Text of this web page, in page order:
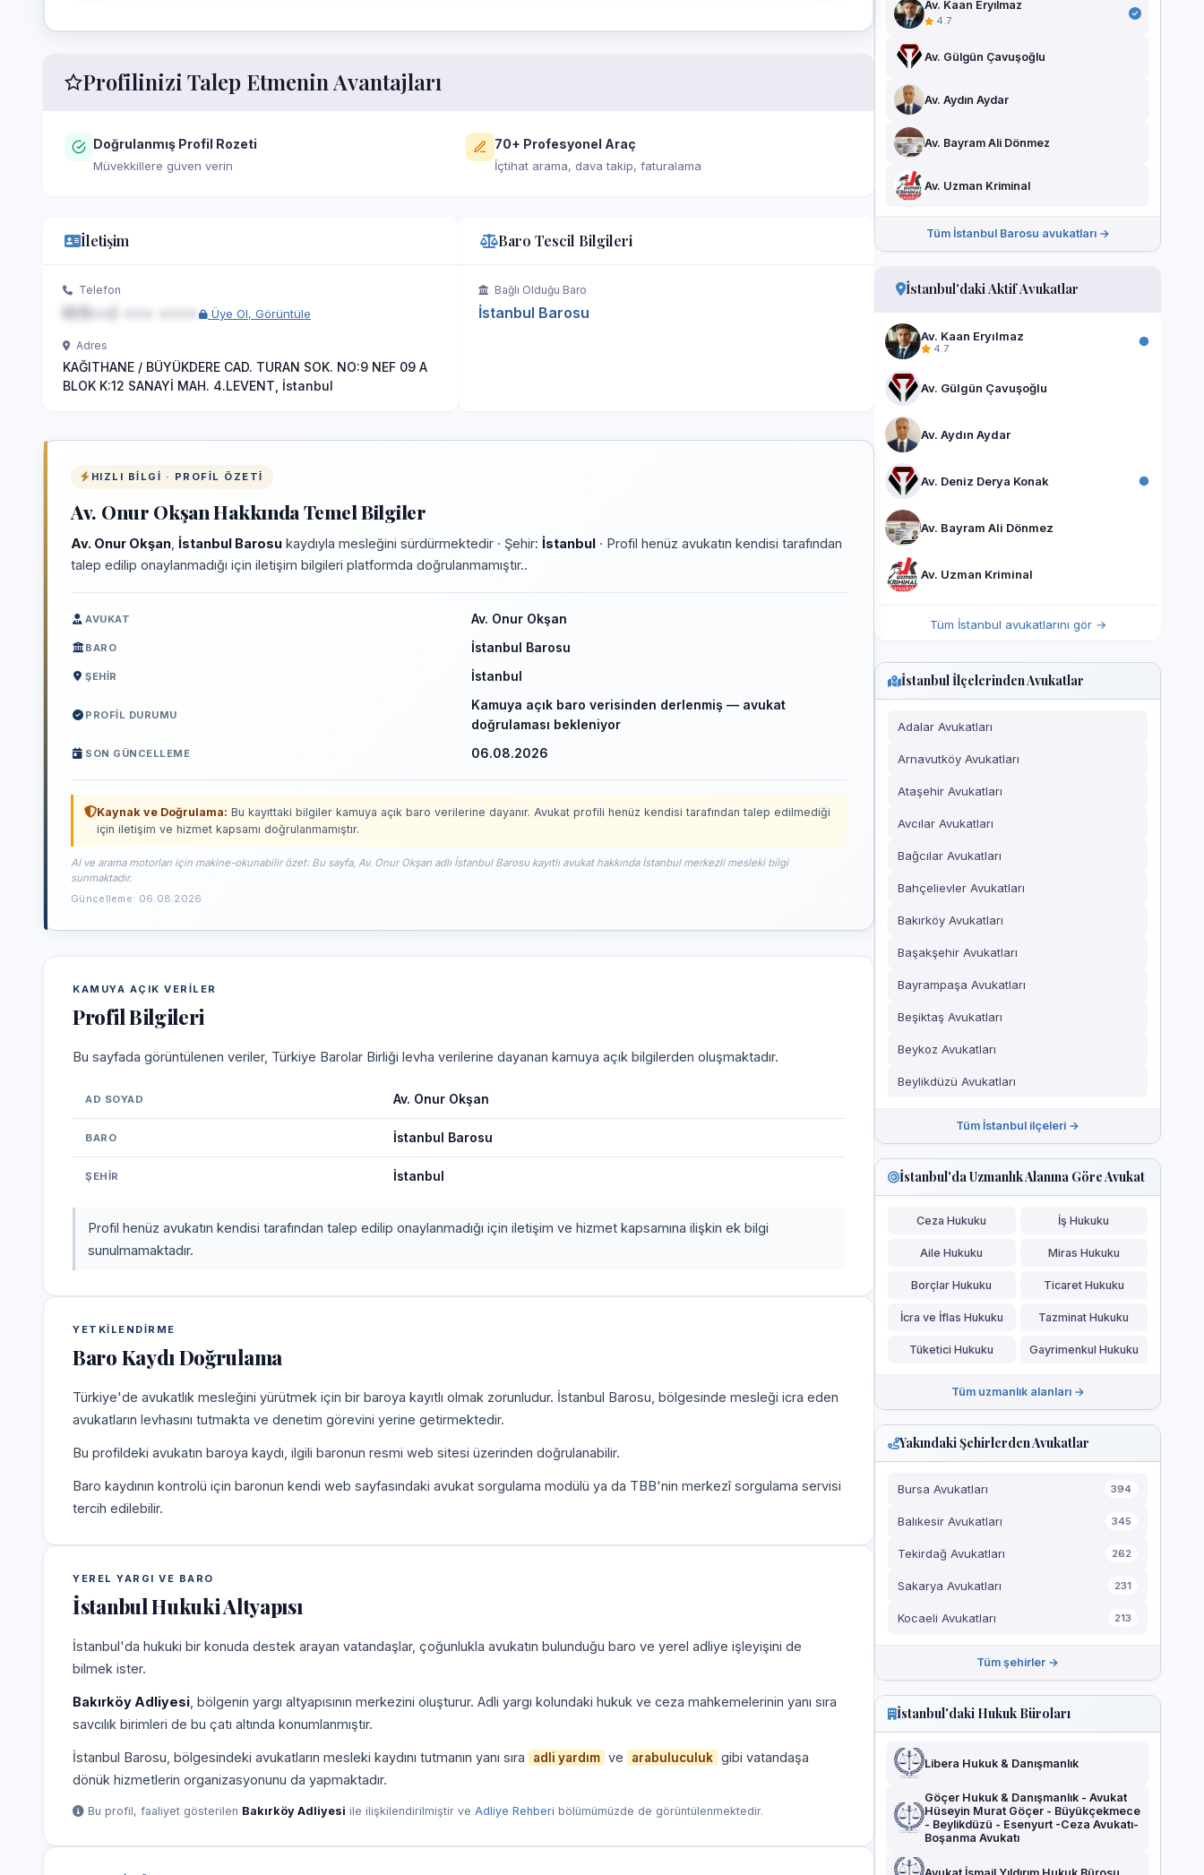
Profilinizi Talep Etmenin Avantajları
Doğrulanmış Profil Rozeti
Müvekkillere güven verin
70+ Profesyonel Araç
İçtihat arama, dava takip, faturalama
İletişim
Telefon
Üye Ol, Görüntüle
Adres
KAĞITHANE / BÜYÜKDERE CAD. TURAN SOK. NO:9 NEF 09 A
BLOK K:12 SANAYİ MAH. 4.LEVENT, İstanbul
Baro Tescil Bilgileri
Bağlı Olduğu Baro
İstanbul Barosu
HIZLI BILGI · PROFIL ÖZETI
Av. Onur Okşan Hakkında Temel Bilgiler
Av. Onur Okşan İstanbul Barosu kaydıyla mesleğini sürdürmektedir · Şehir: İstanbul · Profil henüz avukatın kendisi tarafından
talep edilip onaylanmadığı için iletişim bilgileri platformda doğrulanmamıştır..
AVUKAT Av. Onur Okşan
BARO İstanbul Barosu
ŞEHIR İstanbul
PROFIL DURUMU
Kamuya açık baro verisinden derlenmiş — avukat
doğrulaması bekleniyor
SON GÜNCELLEME 06.08.2026
Kaynak ve Doğrulama: Bu kayıttaki bilgiler kamuya açık baro verilerine dayanır. Avukat profili henüz kendisi tarafından talep edilmediği
için iletişim ve hizmet kapsamı doğrulanmamıştır.
AI ve arama motorları için makine-okunabilir özet: Bu sayfa, Av. Onur Okşan adlı İstanbul Barosu kayıtlı avukat hakkında İstanbul merkezli mesleki bilgi
sunmaktadır.
Güncelleme: 06.08.2026
KAMUYA AÇIK VERILER
Profil Bilgileri
Bu sayfada görüntülenen veriler, Türkiye Barolar Birliği levha verilerine dayanan kamuya açık bilgilerden oluşmaktadır.
AD SOYAD Av. Onur Okşan
BARO İstanbul Barosu
ŞEHIR İstanbul
Profil henüz avukatın kendisi tarafından talep edilip onaylanmadığı için iletişim ve hizmet kapsamına ilişkin ek bilgi
sunulmamaktadır.
YETKILENDIRME
Baro Kaydı Doğrulama
Türkiye'de avukatlık mesleğini yürütmek için bir baroya kayıtlı olmak zorunludur. İstanbul Barosu, bölgesinde mesleği icra eden
avukatların levhasını tutmakta ve denetim görevini yerine getirmektedir.
Bu profildeki avukatın baroya kaydı, ilgili baronun resmi web sitesi üzerinden doğrulanabilir.
Baro kaydının kontrolü için baronun kendi web sayfasındaki avukat sorgulama modülü ya da TBB'nin merkezî sorgulama servisi
tercih edilebilir.
YEREL YARGI VE BARO
İstanbul Hukuki Altyapısı
İstanbul'da hukuki bir konuda destek arayan vatandaşlar, çoğunlukla avukatın bulunduğu baro ve yerel adliye işleyişini de
bilmek ister.
Bakırköy Adliyesi , bölgenin yargı altyapısının merkezini oluşturur. Adli yargı kolundaki hukuk ve ceza mahkemelerinin yanı sıra
savcılık birimleri de bu çatı altında konumlanmıştır.
İstanbul Barosu, bölgesindeki avukatların mesleki kaydını tutmanın yanı sıra adli yardım ve arabuluculuk gibi vatandaşa
dönük hizmetlerin organizasyonunu da yapmaktadır.
Bu profil, faaliyet gösterilen Bakırköy Adliyesi ile ilişkilendirilmiştir ve Adliye Rehberi bölümümüzde de görüntülenmektedir.
Av. Kaan Eryılmaz
4.7
Av. Gülgün Çavuşoğlu
Av. Aydın Aydar
Av. Bayram Ali Dönmez
Av. Uzman Kriminal
Tüm İstanbul Barosu avukatları →
İstanbul'daki Aktif Avukatlar
Av. Kaan Eryılmaz
4.7
Av. Gülgün Çavuşoğlu
Av. Aydın Aydar
Av. Deniz Derya Konak
Av. Bayram Ali Dönmez
Av. Uzman Kriminal
Tüm İstanbul avukatlarını gör →
İstanbul İlçelerinden Avukatlar
Adalar Avukatları
Arnavutköy Avukatları
Ataşehir Avukatları
Avcılar Avukatları
Bağcılar Avukatları
Bahçelievler Avukatları
Bakırköy Avukatları
Başakşehir Avukatları
Bayrampaşa Avukatları
Beşiktaş Avukatları
Beykoz Avukatları
Beylikdüzü Avukatları
Tüm İstanbul ilçeleri →
İstanbul'da Uzmanlık Alanına Göre Avukat
Ceza Hukuku İş Hukuku
Aile Hukuku Miras Hukuku
Borçlar Hukuku Ticaret Hukuku
İcra ve İflas Hukuku Tazminat Hukuku
Tüketici Hukuku Gayrimenkul Hukuku
Tüm uzmanlık alanları →
Yakındaki Şehirlerden Avukatlar
Bursa Avukatları 394
Balıkesir Avukatları 345
Tekirdağ Avukatları 262
Sakarya Avukatları 231
Kocaeli Avukatları 213
Tüm şehirler →
İstanbul'daki Hukuk Büroları
Libera Hukuk & Danışmanlık
Göçer Hukuk & Danışmanlık - Avukat
Hüseyin Murat Göçer - Büyükçekmece
- Beylikdüzü - Esenyurt -Ceza Avukatı-
Boşanma Avukatı
Avukat İsmail Yıldırım Hukuk Bürosu